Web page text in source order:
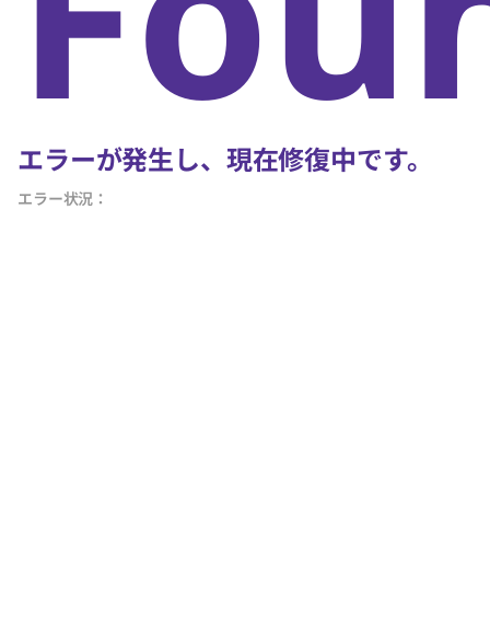
エラーが発生し、現在修復中です。
エラー状況：